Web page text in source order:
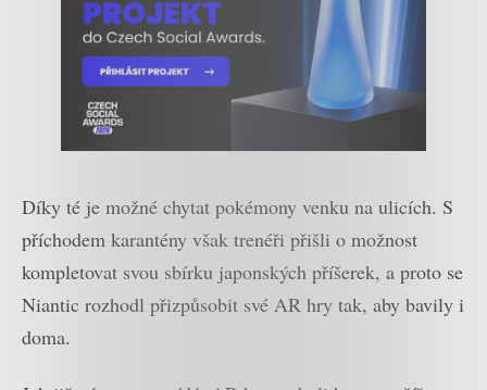
Díky té je možné chytat pokémony venku na ulicích. S
příchodem karantény však trenéři přišli o možnost
kompletovat svou sbírku japonských příšerek, a proto se
Niantic rozhodl přizpůsobit své AR hry tak, aby bavily i
doma.